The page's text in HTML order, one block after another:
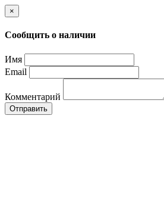
×
Сообщить о наличии
Имя
Email
Комментарий
Отправить